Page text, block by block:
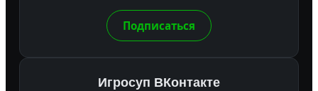
Подписаться
Игросуп ВКонтакте